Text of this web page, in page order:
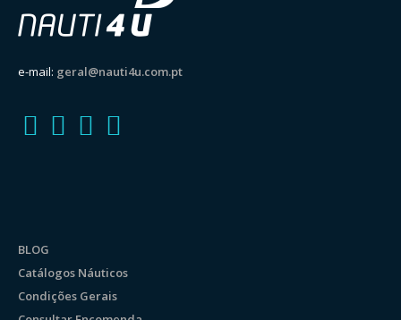
e-mail: geral@nauti4u.com.pt
BLOG
Catálogos Náuticos
Condições Gerais